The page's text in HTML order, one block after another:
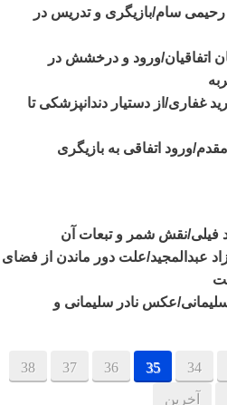
رحیمی سام/بازیگری و تدریس در
اتفاقیان/ورود و درخشش در
غفاری/از دستیار دندانپزشکی تا
ورود اتفاقی به بازیگری
فیلی/نقش شمر و تبعات آن
عبدالمجید/علت دور ماندن از فضای
سلیمانی/عکس نادر سلیمانی و
34
35
36
37
38
آخرین